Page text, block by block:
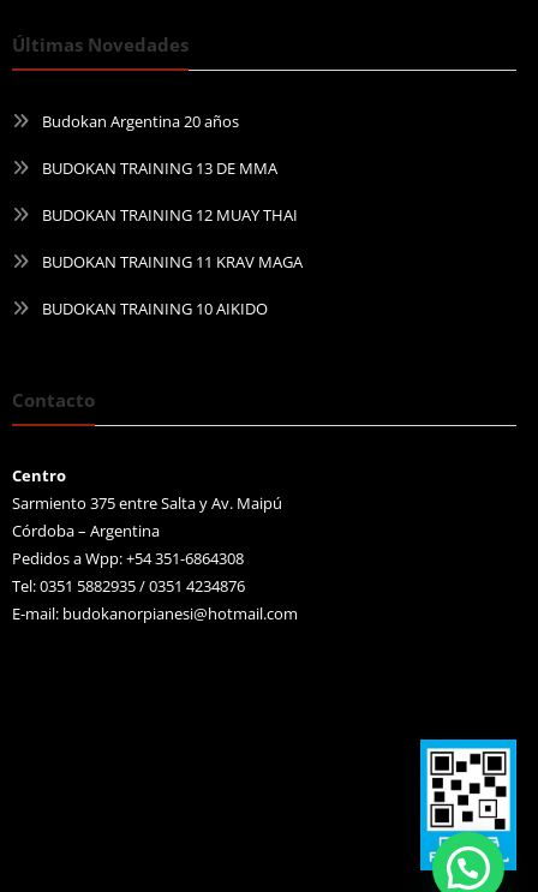
Últimas Novedades
Budokan Argentina 20 años
BUDOKAN TRAINING 13 DE MMA
BUDOKAN TRAINING 12 MUAY THAI
BUDOKAN TRAINING 11 KRAV MAGA
BUDOKAN TRAINING 10 AIKIDO
Contacto
Centro
Sarmiento 375 entre Salta y Av. Maipú
Córdoba – Argentina
Pedidos a Wpp: +54 351-6864308
Tel: 0351 5882935 / 0351 4234876
E-mail: budokanorpianesi@hotmail.com